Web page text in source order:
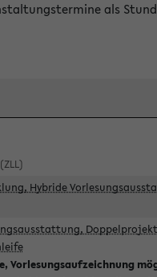
als
Hybride
Vorlesungsaufzeichnung